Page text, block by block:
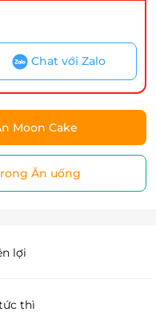
Chat với Zalo
Moon Cake
Ăn uống
lợi
thì